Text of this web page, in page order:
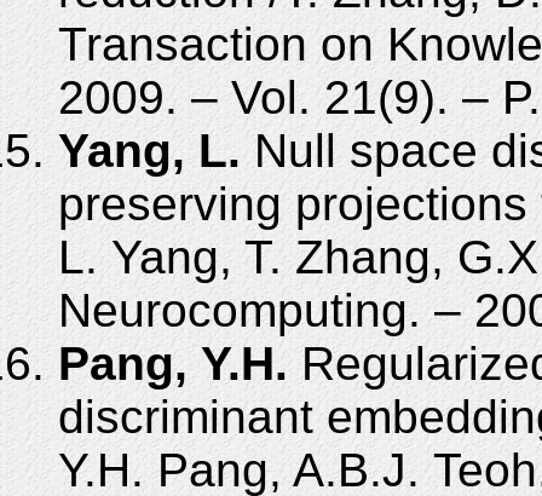
Transaction on
2009. – Vol. 21(9). –
Yang, L.Null space
preserving
L. Yang, T. Zhang,
Neurocomputing. –
Pang, Y.H.
discriminant
Y.H. Pang, A.B.J.